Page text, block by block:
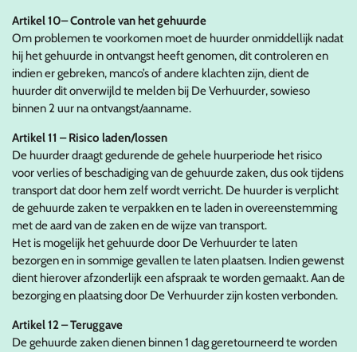
Artikel 10– Controle van het gehuurde
Om problemen te voorkomen moet de huurder onmiddellijk nadat
hij het gehuurde in ontvangst heeft genomen, dit controleren en
indien er gebreken, manco’s of andere klachten zijn, dient de
huurder dit onverwijld te melden bij De Verhuurder, sowieso
binnen 2 uur na ontvangst/aanname.
Artikel 11 – Risico laden/lossen
De huurder draagt gedurende de gehele huurperiode het risico
voor verlies of beschadiging van de gehuurde zaken, dus ook tijdens
transport dat door hem zelf wordt verricht. De huurder is verplicht
de gehuurde zaken te verpakken en te laden in overeenstemming
met de aard van de zaken en de wijze van transport.
Het is mogelijk het gehuurde door De Verhuurder te laten
bezorgen en in sommige gevallen te laten plaatsen. Indien gewenst
dient hierover afzonderlijk een afspraak te worden gemaakt. Aan de
bezorging en plaatsing door De Verhuurder zijn kosten verbonden.
Artikel 12 – Teruggave
De gehuurde zaken dienen binnen 1 dag geretourneerd te worden